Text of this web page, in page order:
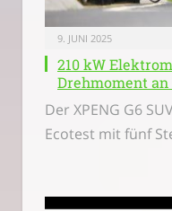
9. JUNI 2025
210 kW
Drehmoment
Der XPENG G6
Ecotest mit fünf